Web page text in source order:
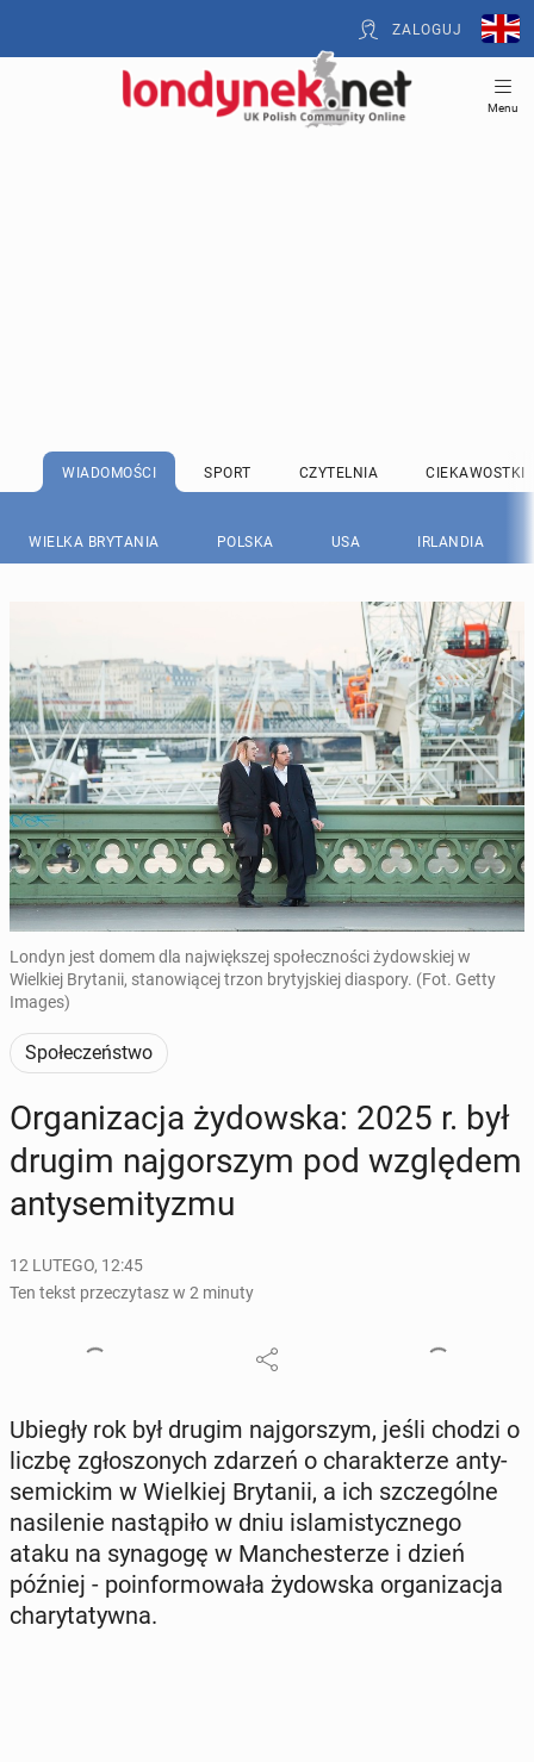
ZALOGUJ
Menu
WIADOMOŚCI SPORT CZYTELNIA CIEKAWOSTKI
WIELKA BRYTANIA POLSKA USA IRLANDIA
Londyn jest domem dla największej społeczności żydowskiej w
Wielkiej Brytanii, stanowiącej trzon brytyjskiej diaspory. (Fot. Getty
Images)
Społeczeństwo
Or­ga­ni­za­cja ży­dow­ska: 2025 r. był
drugim naj­gor­szym pod wzglę­dem
an­ty­se­mi­ty­zmu
12 LUTEGO, 12:45
Ten tekst przeczytasz w 2 minuty
Ubiegły rok był drugim naj­gor­szym, jeśli chodzi o
liczbę zgło­szo­nych zdarzeń o cha­rak­te­rze an­ty­
se­mic­kim w Wiel­kiej Bry­ta­nii, a ich szcze­gól­ne
na­si­le­nie na­stą­pi­ło w dniu is­la­mi­stycz­ne­go
ataku na sy­na­go­gę w Man­che­ste­rze i dzień
później - po­in­for­mo­wa­ła ży­dow­ska or­ga­ni­za­cja
cha­ry­ta­tyw­na.